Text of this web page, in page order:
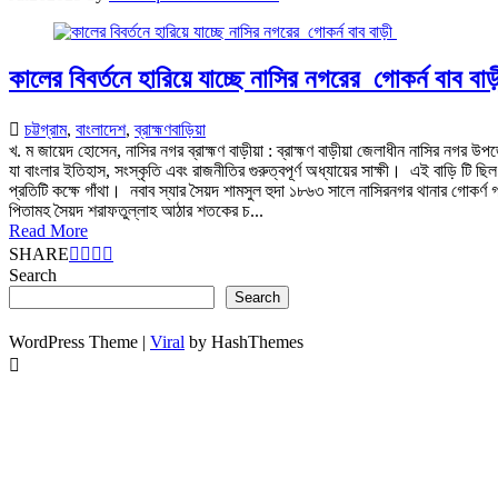
কালের বিবর্তনে হারিয়ে যাচ্ছে নাসির নগরের গোকর্ন বাব
চট্টগ্রাম, বাংলাদেশ,ব্রাহ্মণবাড়িয়া
খ. ম জায়েদ হোসেন, নাসির নগর ব্রাহ্মণ বাড়ীয়া : ব্রাহ্মণ বাড়ীয়া জেলাধীন নাসির নগর
যা বাংলার ইতিহাস, সংস্কৃতি এবং রাজনীতির গুরুত্বপূর্ণ অধ্যায়ের সাক্ষী। এই বাড়ি টি
প্রতিটি কক্ষে গাঁথা। নবাব স্যার সৈয়দ শামসুল হুদা ১৮৬৩ সালে নাসিরনগর থানার
পিতামহ সৈয়দ শরাফতুল্লাহ আঠার শতকের চ...
Read More
SHARE
Search
Search
WordPress Theme | Viral by HashThemes